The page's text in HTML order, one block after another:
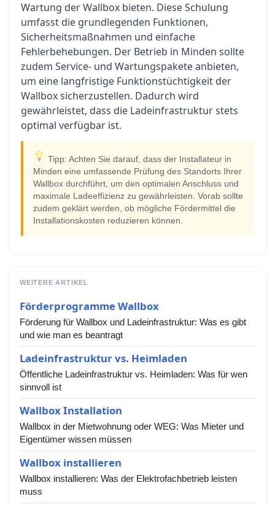
Wartung der Wallbox bieten. Diese Schulung
umfasst die grundlegenden Funktionen,
Sicherheitsmaßnahmen und einfache
Fehlerbehebungen. Der Betrieb in Minden sollte
zudem Service- und Wartungspakete anbieten,
um eine langfristige Funktionstüchtigkeit der
Wallbox sicherzustellen. Dadurch wird
gewährleistet, dass die Ladeinfrastruktur stets
optimal verfügbar ist.
Tipp: Achten Sie darauf, dass der Installateur in
Minden eine umfassende Prüfung des Standorts Ihrer
Wallbox durchführt, um den optimalen Anschluss und
maximale Ladeeffizienz zu gewährleisten. Vorab sollte
zudem geklärt werden, ob mögliche Fördermittel die
Installationskosten reduzieren können.
WEITERE ARTIKEL
Förderprogramme Wallbox
Förderung für Wallbox und Ladeinfrastruktur: Was es gibt
und wie man es beantragt
Ladeinfrastruktur vs. Heimladen
Öffentliche Ladeinfrastruktur vs. Heimladen: Was für wen
sinnvoll ist
Wallbox Installation
Wallbox in der Mietwohnung oder WEG: Was Mieter und
Eigentümer wissen müssen
Wallbox installieren
Wallbox installieren: Was der Elektrofachbetrieb leisten
muss